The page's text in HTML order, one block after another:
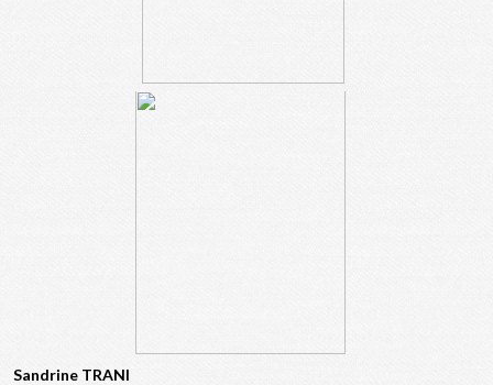
Sandrine TRANI